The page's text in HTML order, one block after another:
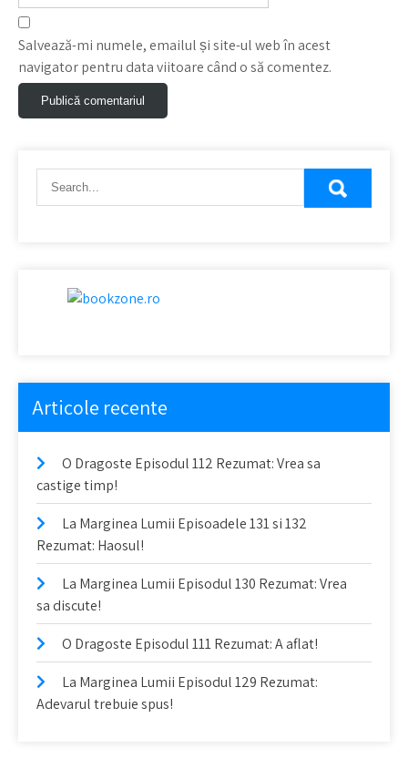
Salvează-mi numele, emailul și site-ul web în acest
navigator pentru data viitoare când o să comentez.
Articole recente
O Dragoste Episodul 112 Rezumat: Vrea sa
castige timp!
La Marginea Lumii Episoadele 131 si 132
Rezumat: Haosul!
La Marginea Lumii Episodul 130 Rezumat: Vrea
sa discute!
O Dragoste Episodul 111 Rezumat: A aflat!
La Marginea Lumii Episodul 129 Rezumat:
Adevarul trebuie spus!